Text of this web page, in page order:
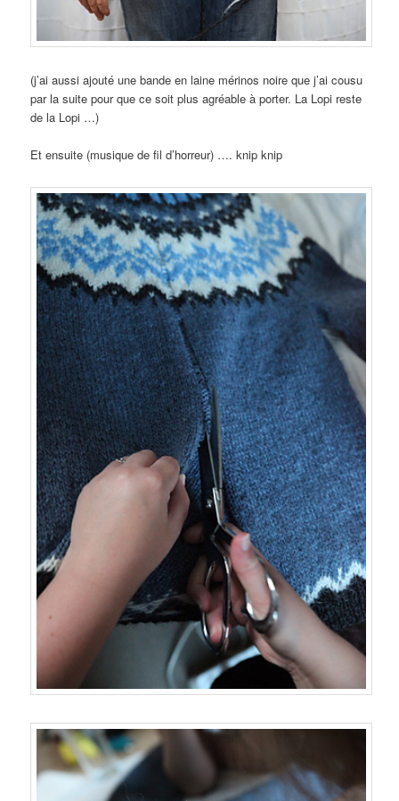
(j’ai aussi ajouté une bande en laine mérinos noire que j’ai cousu
par la suite pour que ce soit plus agréable à porter. La Lopi reste
de la Lopi …)
Et ensuite (musique de fil d’horreur) …. knip knip